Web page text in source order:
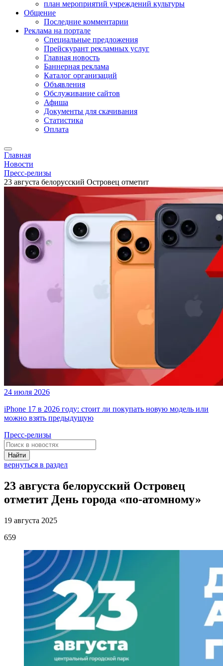
план мероприятий учреждений культуры
Общение
Последние комментарии
Реклама на портале
Специальные предложения
Прейскурант рекламных услуг
Главная новость
Баннерная реклама
Каталог организаций
Объявления
Обслуживание сайтов
Афиша
Документы для скачивания
Статистика
Оплата
Главная
Новости
Пресс-релизы
23 августа белорусский Островец отметит
24 июля 2026
iPhone 17 в 2026 году: стоит ли покупать новую модель или
можно взять предыдущую
Пресс-релизы
Найти
вернуться в раздел
23 августа белорусский Островец
отметит День города «по-атомному»
19 августа 2025
659